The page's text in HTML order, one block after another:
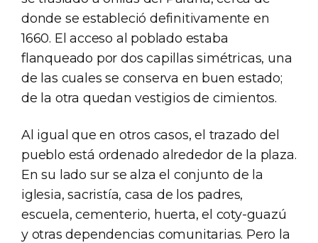
donde se estableció definitivamente en
1660. El acceso al poblado estaba
flanqueado por dos capillas simétricas, una
de las cuales se conserva en buen estado;
de la otra quedan vestigios de cimientos.
Al igual que en otros casos, el trazado del
pueblo está ordenado alrededor de la plaza.
En su lado sur se alza el conjunto de la
iglesia, sacristía, casa de los padres,
escuela, cementerio, huerta, el coty-guazú
y otras dependencias comunitarias. Pero la